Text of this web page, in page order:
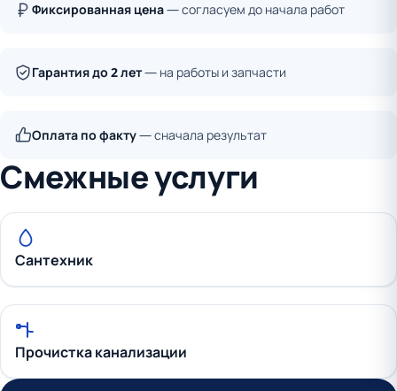
Фиксированная цена— согласуем до начала работ
Гарантия до 2 лет— на работы и запчасти
Оплата по факту— сначала результат
Смежные услуги
Сантехник
Прочистка канализации